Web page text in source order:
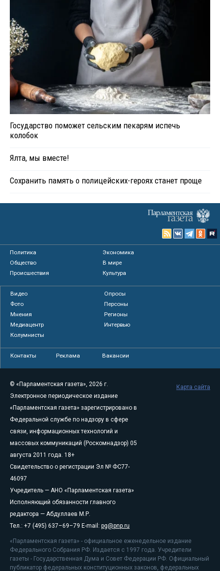
Государство поможет сельским пекарям испечь
колобок
Ялта, мы вместе!
Сохранить память о полицейских-героях станет проще
Политика
Экономика
Общество
В мире
Происшествия
Культура
Видео
Опросы
Фото
Персоны
Мнения
Регионы
Медиацентр
Интервью
Колумнисты
Контакты Реклама Вакансии
© «Парламентская газета», 2026 г.
Электронное периодическое издание
«Парламентская газета» зарегистрировано в
Федеральной службе по надзору в сфере
связи, информационных технологий и
массовых коммуникаций (Роскомнадзор) 05
августа 2011 года. 18+
Свидетельство о регистрации Эл № ФС77-
46097
Учредитель — АНО «Парламентская газета»
Исполняющий обязанности главного
редактора — Абдуллаев М.Р.
Тел.: +7 (495) 637–69–79 E-mail: pg@pnp.ru
«Парламентская газета» - официальное еженедельное издание
Федерального Собрания РФ. Издается с 1997 года. Учредители
газеты - Государственная Дума и Совет Федерации РФ. Официальный
публикатор федеральных конституционных законов, федеральных
Карта сайта